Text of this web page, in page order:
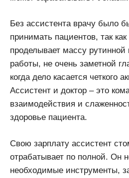
Без ассистента врачу было
принимать пациентов, так как
проделывает массу рутинной
работы, не очень заметной
когда дело касается четкого
Ассистент и доктор – это
взаимодействия и
здоровье пациента.
Свою зарплату ассистент
отрабатывает по полной. Он
необходимые инструменты,